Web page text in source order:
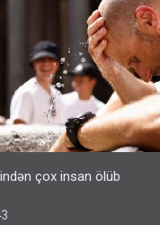
çox insan ölüb